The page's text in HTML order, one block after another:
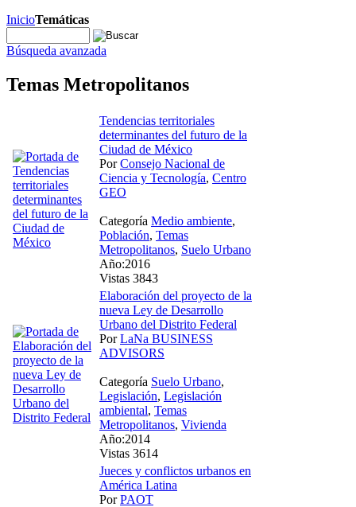
InicioTemáticas
Búsqueda avanzada
Temas Metropolitanos
Tendencias territoriales
determinantes del futuro de la
Ciudad de México
PorConsejo Nacional de
Ciencia y Tecnología, Centro
GEO
Categoría Medio ambiente,
Población, Temas
Metropolitanos, Suelo Urbano
Año:2016
Vistas 3843
Elaboración del proyecto de la
nueva Ley de Desarrollo
Urbano del Distrito Federal
PorLaNa BUSINESS
ADVISORS
Categoría Suelo Urbano,
Legislación, Legislación
ambiental, Temas
Metropolitanos, Vivienda
Año:2014
Vistas 3614
Jueces y conflictos urbanos en
América Latina
PorPAOT